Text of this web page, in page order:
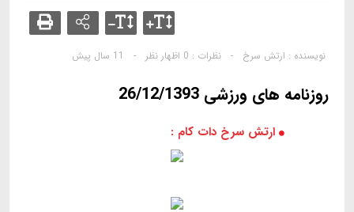
نویسنده : ارتش سرخ - نظرات : 0 اظهار نظر - 11 سال پیش
روزنامه های ورزشی 26/12/1393
ارتش سرخ دات کام :